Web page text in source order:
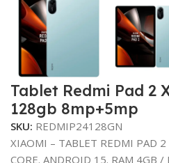
Tablet Redmi Pad 2
128gb 8mp+5mp
SKU: REDMIP24128GN
XIAOMI – TABLET REDMI PAD
CORE. ANDROID 15. RAM 4GB